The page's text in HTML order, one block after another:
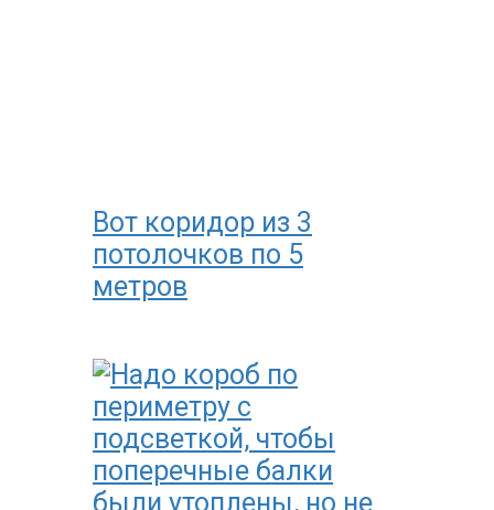
Вот коридор из 3
потолочков по 5
метров